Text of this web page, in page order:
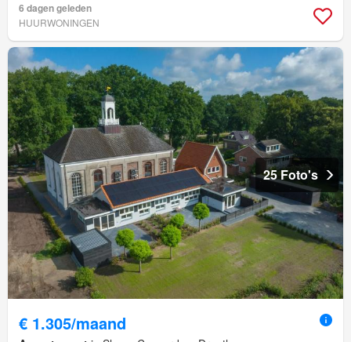
6 dagen geleden
HUURWONINGEN
25 Foto's
€ 1.305/maand